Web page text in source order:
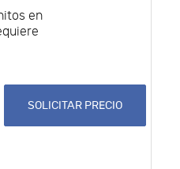
en
SOLICITAR PRECIO